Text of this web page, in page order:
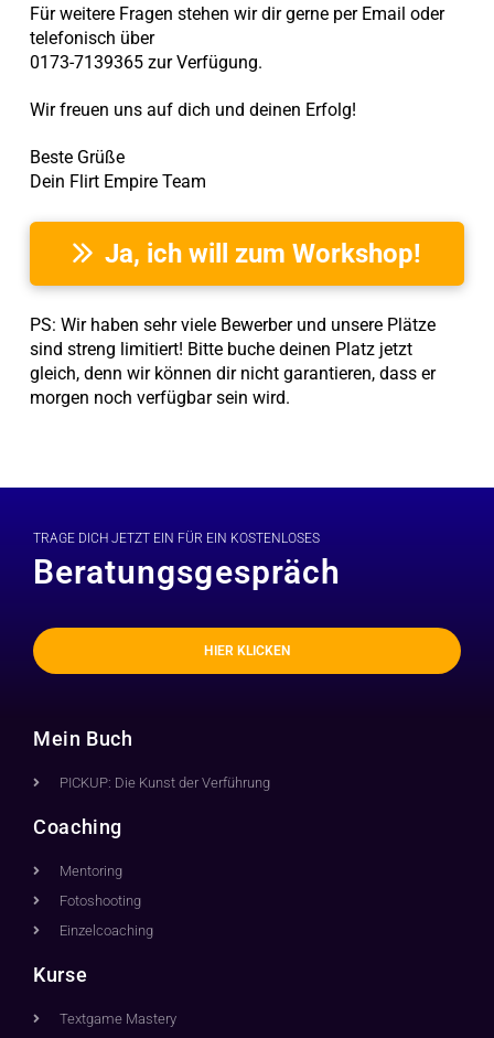
Für weitere Fragen stehen wir dir gerne per Email oder
telefonisch über
0173-7139365 zur Verfügung.
Wir freuen uns auf dich und deinen Erfolg!
Beste Grüße
Dein Flirt Empire Team
Ja, ich will zum Workshop!
PS: Wir haben sehr viele Bewerber und unsere Plätze
sind streng limitiert! Bitte buche deinen Platz jetzt
gleich, denn wir können dir nicht garantieren, dass er
morgen noch verfügbar sein wird.
TRAGE DICH JETZT EIN FÜR EIN KOSTENLOSES
Beratungsgespräch
HIER KLICKEN
Mein Buch
PICKUP: Die Kunst der Verführung
Coaching
Mentoring
Fotoshooting
Einzelcoaching
Kurse
Textgame Mastery